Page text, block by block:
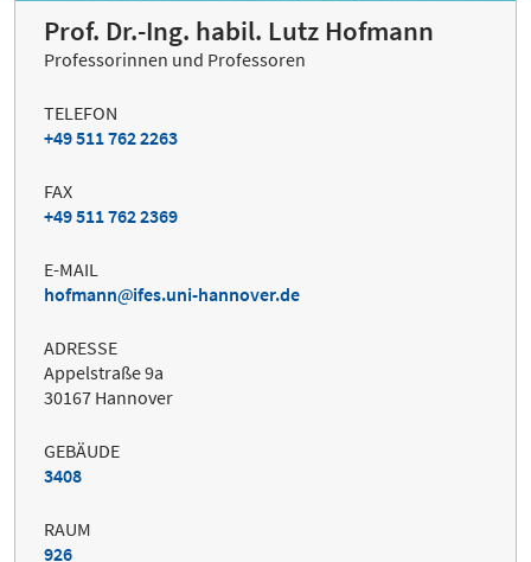
Prof. Dr.-Ing. habil. Lutz Hofmann
Professorinnen und Professoren
TELEFON
+49 511 762 2263
FAX
+49 511 762 2369
E-MAIL
hofmann
ifes.uni-hannover.de
ADRESSE
Appelstraße 9a
30167 Hannover
GEBÄUDE
3408
RAUM
926